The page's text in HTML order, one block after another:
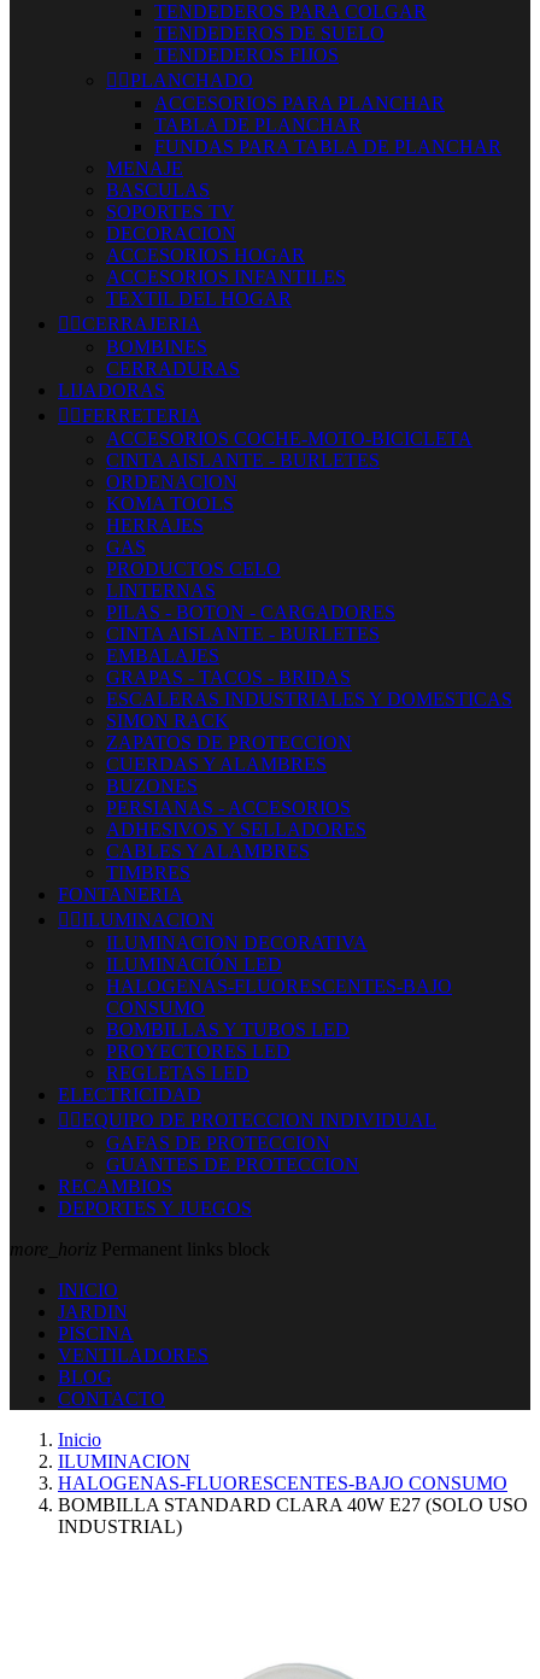
TENDEDEROS PARA COLGAR
TENDEDEROS DE SUELO
TENDEDEROS FIJOS
 PLANCHADO
ACCESORIOS PARA PLANCHAR
TABLA DE PLANCHAR
FUNDAS PARA TABLA DE PLANCHAR
MENAJE
BASCULAS
SOPORTES TV
DECORACION
ACCESORIOS HOGAR
ACCESORIOS INFANTILES
TEXTIL DEL HOGAR
 CERRAJERIA
BOMBINES
CERRADURAS
LIJADORAS
 FERRETERIA
ACCESORIOS COCHE-MOTO-BICICLETA
CINTA AISLANTE - BURLETES
ORDENACION
KOMA TOOLS
HERRAJES
GAS
PRODUCTOS CELO
LINTERNAS
PILAS - BOTON - CARGADORES
CINTA AISLANTE - BURLETES
EMBALAJES
GRAPAS - TACOS - BRIDAS
ESCALERAS INDUSTRIALES Y DOMESTICAS
SIMON RACK
ZAPATOS DE PROTECCION
CUERDAS Y ALAMBRES
BUZONES
PERSIANAS - ACCESORIOS
ADHESIVOS Y SELLADORES
CABLES Y ALAMBRES
TIMBRES
FONTANERIA
 ILUMINACION
ILUMINACION DECORATIVA
ILUMINACIÓN LED
HALOGENAS-FLUORESCENTES-BAJO
CONSUMO
BOMBILLAS Y TUBOS LED
PROYECTORES LED
REGLETAS LED
ELECTRICIDAD
 EQUIPO DE PROTECCION INDIVIDUAL
GAFAS DE PROTECCION
GUANTES DE PROTECCION
RECAMBIOS
DEPORTES Y JUEGOS
more_horiz Permanent links block
INICIO
JARDIN
PISCINA
VENTILADORES
BLOG
CONTACTO
Inicio
ILUMINACION
HALOGENAS-FLUORESCENTES-BAJO CONSUMO
BOMBILLA STANDARD CLARA 40W E27 (SOLO USO
INDUSTRIAL)